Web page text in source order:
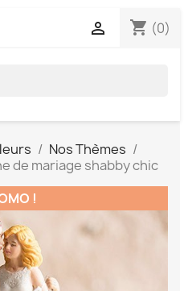
shopping_cart (0)

Nos Thèmes
de mariage shabby chic
!